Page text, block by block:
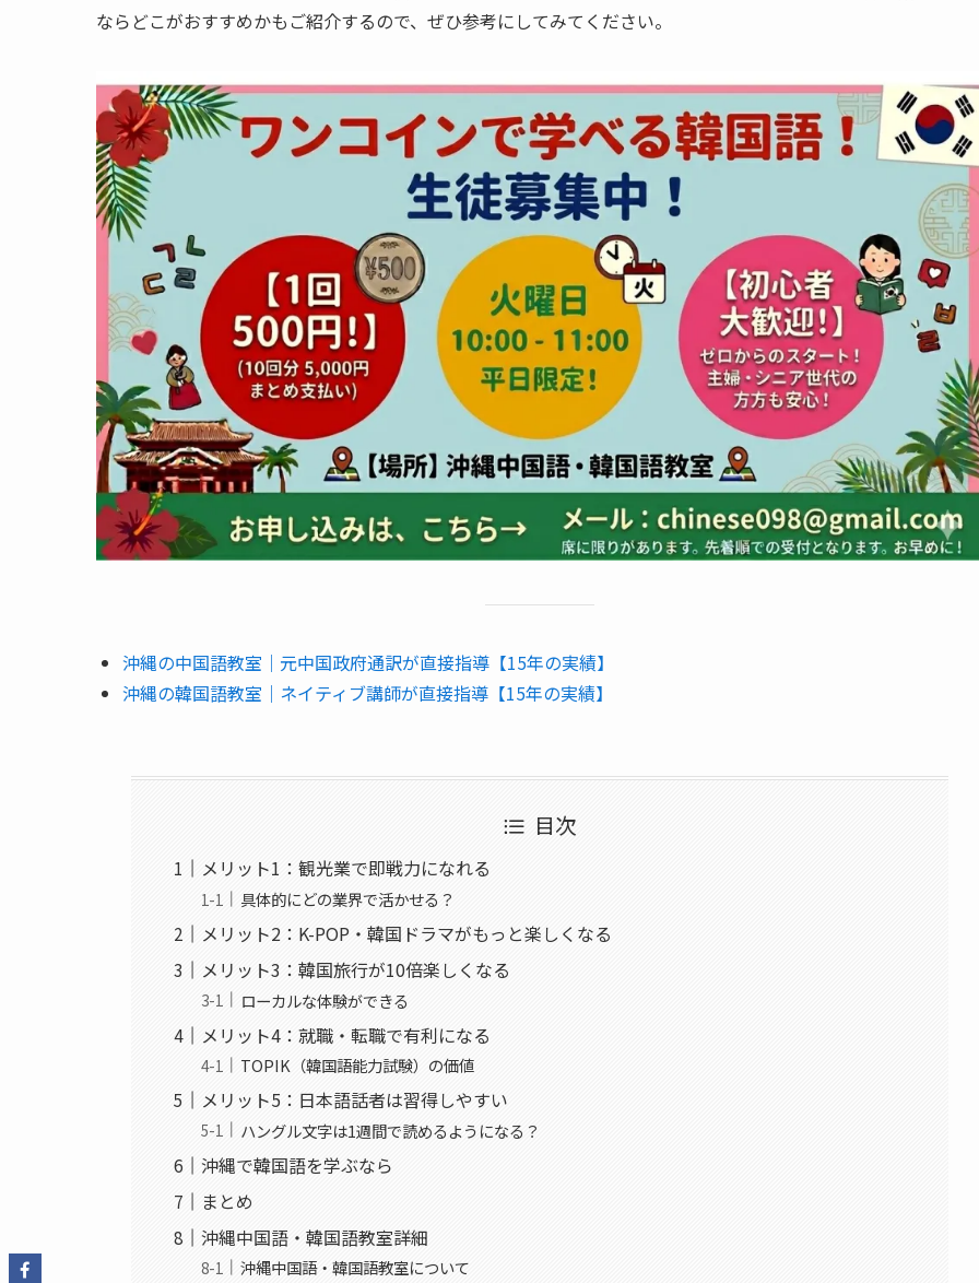
ならどこがおすすめかもご紹介するので、ぜひ参考にしてみてください。
沖縄の中国語教室｜元中国政府通訳が直接指導【15年の実績】
沖縄の韓国語教室｜ネイティブ講師が直接指導【15年の実績】
目次
メリット1：観光業で即戦力になれる
具体的にどの業界で活かせる？
メリット2：K-POP・韓国ドラマがもっと楽しくなる
メリット3：韓国旅行が10倍楽しくなる
ローカルな体験ができる
メリット4：就職・転職で有利になる
TOPIK（韓国語能力試験）の価値
メリット5：日本語話者は習得しやすい
ハングル文字は1週間で読めるようになる？
沖縄で韓国語を学ぶなら
まとめ
沖縄中国語・韓国語教室詳細
沖縄中国語・韓国語教室について